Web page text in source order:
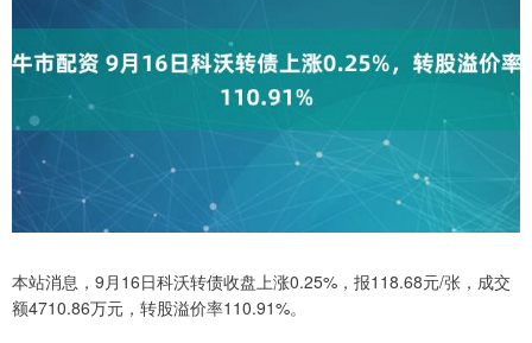
本站消息，9月16日科沃转债收盘上涨0.25%，报118.68元/张，成交
额4710.86万元，转股溢价率110.91%。